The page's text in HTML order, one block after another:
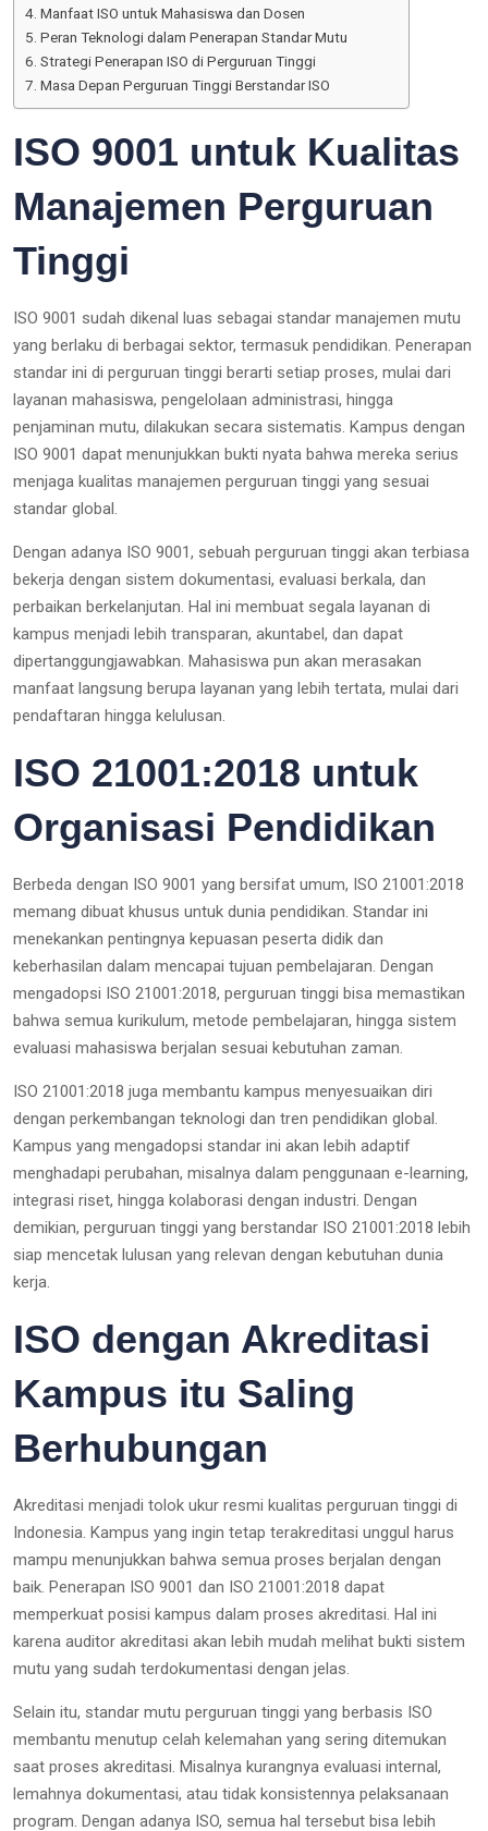
Manfaat ISO untuk Mahasiswa dan Dosen
Peran Teknologi dalam Penerapan Standar Mutu
Strategi Penerapan ISO di Perguruan Tinggi
Masa Depan Perguruan Tinggi Berstandar ISO
ISO 9001 untuk Kualitas
Manajemen Perguruan
Tinggi
ISO 9001 sudah dikenal luas sebagai standar manajemen mutu
yang berlaku di berbagai sektor, termasuk pendidikan. Penerapan
standar ini di perguruan tinggi berarti setiap proses, mulai dari
layanan mahasiswa, pengelolaan administrasi, hingga
penjaminan mutu, dilakukan secara sistematis. Kampus dengan
ISO 9001 dapat menunjukkan bukti nyata bahwa mereka serius
menjaga kualitas manajemen perguruan tinggi yang sesuai
standar global.
Dengan adanya ISO 9001, sebuah perguruan tinggi akan terbiasa
bekerja dengan sistem dokumentasi, evaluasi berkala, dan
perbaikan berkelanjutan. Hal ini membuat segala layanan di
kampus menjadi lebih transparan, akuntabel, dan dapat
dipertanggungjawabkan. Mahasiswa pun akan merasakan
manfaat langsung berupa layanan yang lebih tertata, mulai dari
pendaftaran hingga kelulusan.
ISO 21001:2018 untuk
Organisasi Pendidikan
Berbeda dengan ISO 9001 yang bersifat umum, ISO 21001:2018
memang dibuat khusus untuk dunia pendidikan. Standar ini
menekankan pentingnya kepuasan peserta didik dan
keberhasilan dalam mencapai tujuan pembelajaran. Dengan
mengadopsi ISO 21001:2018, perguruan tinggi bisa memastikan
bahwa semua kurikulum, metode pembelajaran, hingga sistem
evaluasi mahasiswa berjalan sesuai kebutuhan zaman.
ISO 21001:2018 juga membantu kampus menyesuaikan diri
dengan perkembangan teknologi dan tren pendidikan global.
Kampus yang mengadopsi standar ini akan lebih adaptif
menghadapi perubahan, misalnya dalam penggunaan e-learning,
integrasi riset, hingga kolaborasi dengan industri. Dengan
demikian, perguruan tinggi yang berstandar ISO 21001:2018 lebih
siap mencetak lulusan yang relevan dengan kebutuhan dunia
kerja.
ISO dengan Akreditasi
Kampus itu Saling
Berhubungan
Akreditasi menjadi tolok ukur resmi kualitas perguruan tinggi di
Indonesia. Kampus yang ingin tetap terakreditasi unggul harus
mampu menunjukkan bahwa semua proses berjalan dengan
baik. Penerapan ISO 9001 dan ISO 21001:2018 dapat
memperkuat posisi kampus dalam proses akreditasi. Hal ini
karena auditor akreditasi akan lebih mudah melihat bukti sistem
mutu yang sudah terdokumentasi dengan jelas.
Selain itu, standar mutu perguruan tinggi yang berbasis ISO
membantu menutup celah kelemahan yang sering ditemukan
saat proses akreditasi. Misalnya kurangnya evaluasi internal,
lemahnya dokumentasi, atau tidak konsistennya pelaksanaan
program. Dengan adanya ISO, semua hal tersebut bisa lebih